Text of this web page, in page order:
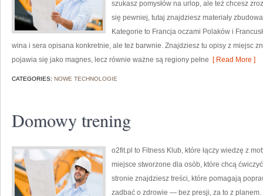
szukasz pomysłów na urlop, ale też chcesz
się pewniej, tutaj znajdziesz materiały
Kategorie to Francja oczami Polaków i
wina i sera opisana konkretnie, ale też barwnie. Znajdziesz tu opisy z miejsc
pojawia się jako magnes, lecz równie ważne są regiony pełne [ Read More ]
CATEGORIES: NOWE TECHNOLOGIE
Domowy trening
o2fit.pl to Fitness Klub, które łączy wiedzę z
miejsce stworzone dla osób, które chcą
stronie znajdziesz treści, które pomagają
zadbać o zdrowie — bez presji, za to z